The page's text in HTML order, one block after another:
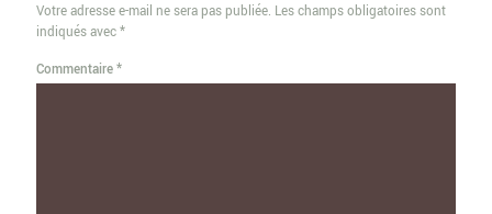
Votre adresse e-mail ne sera pas publiée. Les champs obligatoires sont
indiqués avec*
Commentaire*